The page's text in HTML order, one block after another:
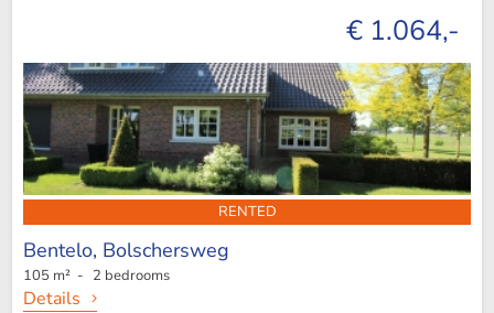
€ 1.064,-
RENTED
Bentelo, Bolschersweg
105 m² - 2 bedrooms
Details